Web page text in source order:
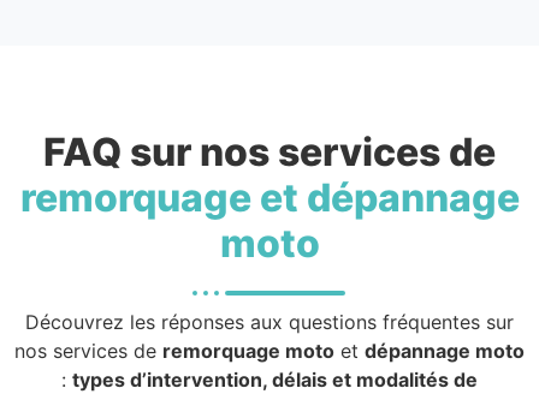
FAQ sur nos services de
remorquage et dépannage
moto
Découvrez les réponses aux questions fréquentes sur
nos services de remorquage moto et dépannage moto
: types d’intervention, délais et modalités de